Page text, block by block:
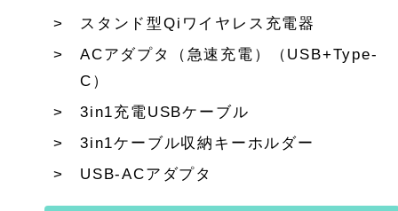
スタンド型Qiワイヤレス充電器
ACアダプタ（急速充電）（USB+Type-
C）
3in1充電USBケーブル
3in1ケーブル収納キーホルダー
USB-ACアダプタ